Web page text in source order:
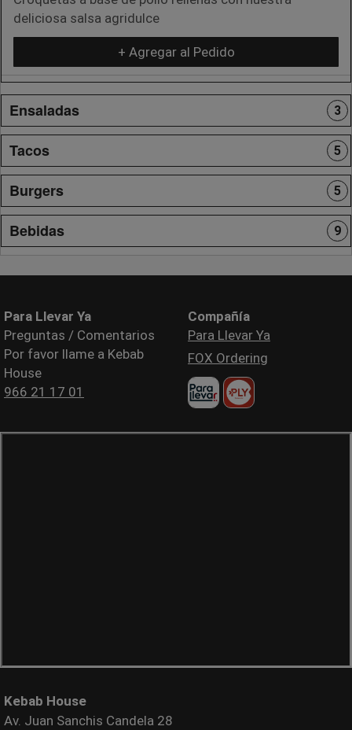
deliciosa salsa agridulce
+ Agregar al Pedido
Ensaladas 3
Tacos 5
Burgers 5
Bebidas 9
Para Llevar Ya
Preguntas / Comentarios
Por favor llame a Kebab
House
966 21 17 01
Compañía
Para Llevar Ya
FOX Ordering
Kebab House
Av. Juan Sanchis Candela 28